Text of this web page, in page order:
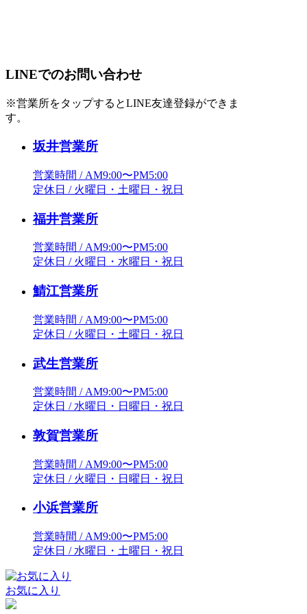
LINEでのお問い合わせ
※営業所をタップするとLINE友達登録ができま
す。
坂井営業所
営業時間 / AM9:00〜PM5:00
定休日 / 火曜日・土曜日・祝日
福井営業所
営業時間 / AM9:00〜PM5:00
定休日 / 火曜日・水曜日・祝日
鯖江営業所
営業時間 / AM9:00〜PM5:00
定休日 / 火曜日・土曜日・祝日
武生営業所
営業時間 / AM9:00〜PM5:00
定休日 / 水曜日・日曜日・祝日
敦賀営業所
営業時間 / AM9:00〜PM5:00
定休日 / 火曜日・日曜日・祝日
小浜営業所
営業時間 / AM9:00〜PM5:00
定休日 / 水曜日・土曜日・祝日
お気に入り